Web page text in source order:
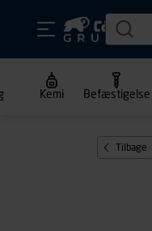
Kemi Befæstigelse
Tilbage